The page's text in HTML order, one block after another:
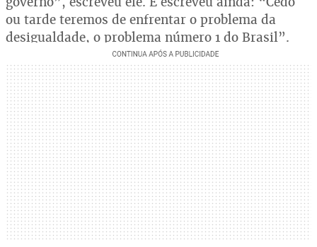
ou tarde teremos de enfrentar o problema da
desigualdade, o problema número 1 do Brasil”.